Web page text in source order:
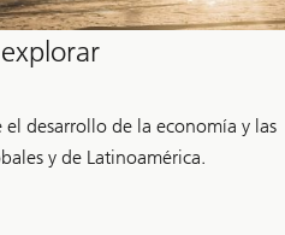
el desarrollo de la economía y las
y de Latinoamérica.